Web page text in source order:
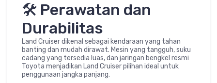
🛠️ Perawatan dan
Durabilitas
Land Cruiser dikenal sebagai kendaraan yang tahan
banting dan mudah dirawat. Mesin yang tangguh, suku
cadang yang tersedia luas, dan jaringan bengkel resmi
Toyota menjadikan Land Cruiser pilihan ideal untuk
penggunaan jangka panjang.